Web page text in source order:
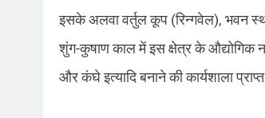
इसके अलवा वर्तुल कूप (रिन्गवेल), भवन
शुंग-कुषाण काल में इस क्षेत्र के औद्योगिक
और कंघे इत्यादि बनाने की कार्यशाला